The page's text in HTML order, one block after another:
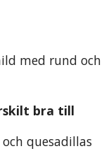
med rund
bra till
quesadillas